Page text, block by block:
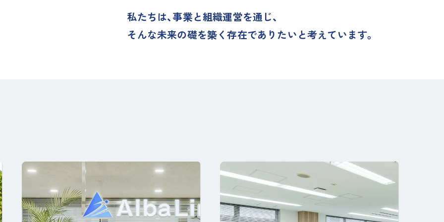
私たちは、事業と組織運営を通じ、
そんな未来の礎を築く存在でありたいと考えています。